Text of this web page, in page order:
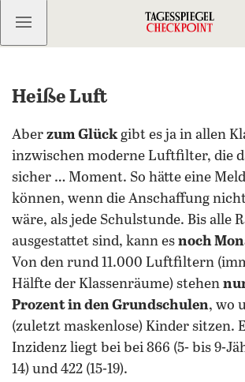
Kostenlos anmelden
Heiße Luft
Aber zum Glückgibt es ja in allen
inzwischen moderne Luftfilter, die
sicher … Moment. So hätte eine
können, wenn die Anschaffung
wäre, als jede Schulstunde. Bis alle
ausgestattet sind, kann es noch
Von den rund 11.000 Luftfiltern
Hälfte der Klassenräume) stehen
Prozent in den Grundschulen, wo
(zuletzt maskenlose) Kinder sitzen.
Inzidenz liegt bei bei 866 (5- bis 9-
14) und 422 (15-19).